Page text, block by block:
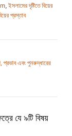
,ইসলামের দৃষ্টিতে বিয়ের
প্রস্তাব
প্রভাব এবং পুনরুদ্ধারের
যে ৯টি বিষয়